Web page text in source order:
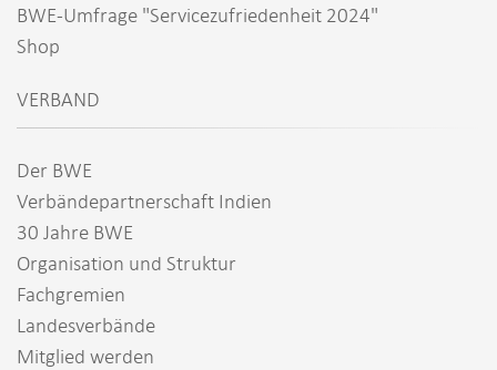
BWE-Umfrage "Servicezufriedenheit 2024"
Shop
VERBAND
Der BWE
Verbändepartnerschaft Indien
30 Jahre BWE
Organisation und Struktur
Fachgremien
Landesverbände
Mitglied werden